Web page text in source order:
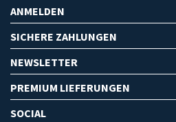
ANMELDEN
SICHERE ZAHLUNGEN
NEWSLETTER
PREMIUM LIEFERUNGEN
SOCIAL